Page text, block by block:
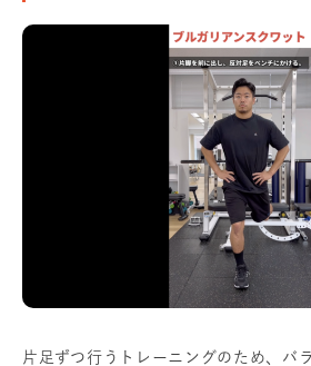
片足ずつ行うトレーニングのため、バ